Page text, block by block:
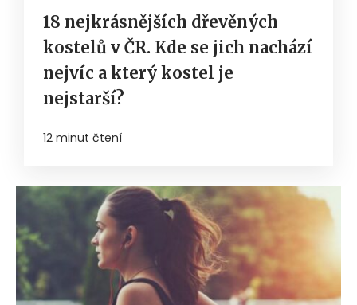
18 nejkrásnějších dřevěných
kostelů v ČR. Kde se jich nachází
nejvíc a který kostel je
nejstarší?
12 minut čtení